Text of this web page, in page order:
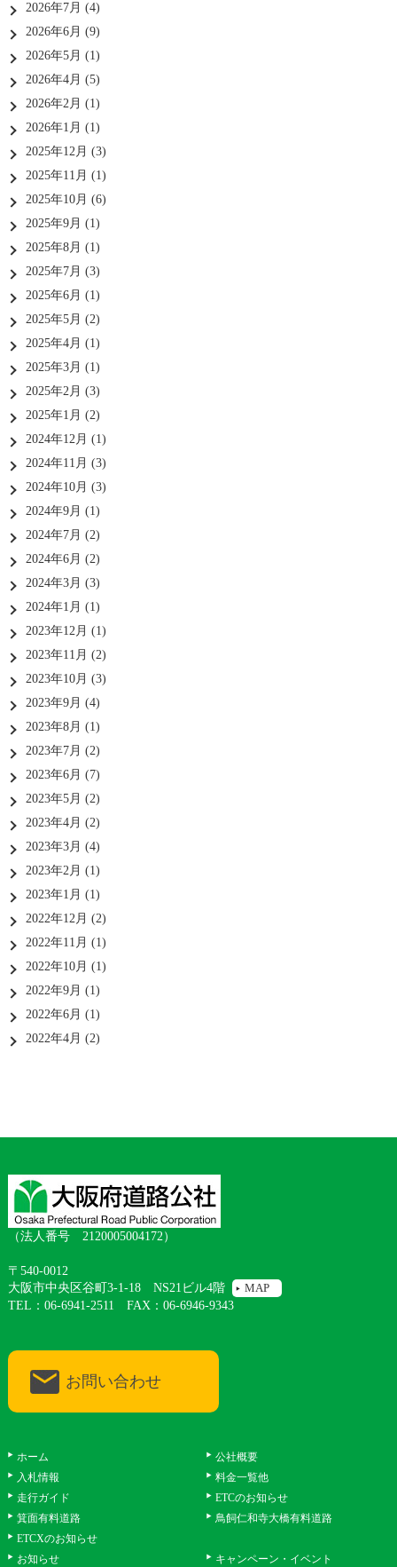
2026年7月 (4)
2026年6月 (9)
2026年5月 (1)
2026年4月 (5)
2026年2月 (1)
2026年1月 (1)
2025年12月 (3)
2025年11月 (1)
2025年10月 (6)
2025年9月 (1)
2025年8月 (1)
2025年7月 (3)
2025年6月 (1)
2025年5月 (2)
2025年4月 (1)
2025年3月 (1)
2025年2月 (3)
2025年1月 (2)
2024年12月 (1)
2024年11月 (3)
2024年10月 (3)
2024年9月 (1)
2024年7月 (2)
2024年6月 (2)
2024年3月 (3)
2024年1月 (1)
2023年12月 (1)
2023年11月 (2)
2023年10月 (3)
2023年9月 (4)
2023年8月 (1)
2023年7月 (2)
2023年6月 (7)
2023年5月 (2)
2023年4月 (2)
2023年3月 (4)
2023年2月 (1)
2023年1月 (1)
2022年12月 (2)
2022年11月 (1)
2022年10月 (1)
2022年9月 (1)
2022年6月 (1)
2022年4月 (2)
（法人番号 2120005004172）
〒540-0012
大阪市中央区谷町3-1-18 NS21ビル4階
MAP
TEL：06-6941-2511 FAX：06-6946-9343
お問い合わせ
ホーム
公社概要
入札情報
料金一覧他
走行ガイド
ETCのお知らせ
箕面有料道路
鳥飼仁和寺大橋有料道路
ETCXのお知らせ
お知らせ
キャンペーン・イベント